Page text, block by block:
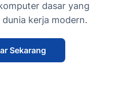
dasar yang
kerja modern.
Sekarang